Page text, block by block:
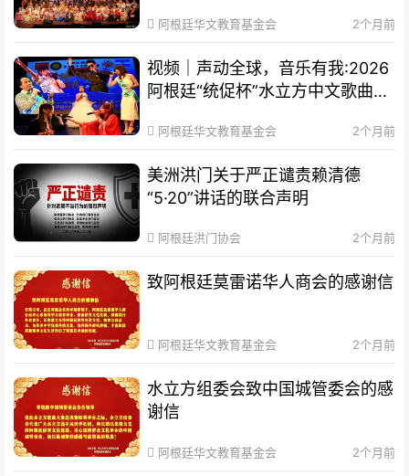
阿根廷华文教育基金会 2个月前
视频｜声动全球，音乐有我:2026
阿根廷“统促杯”水立方中文歌曲大
阿根廷华文教育基金会 2个月前
美洲洪门关于严正谴责赖清德
“5·20”讲话的联合声明
阿根廷洪门协会 2个月前
致阿根廷莫雷诺华人商会的感谢信
阿根廷华文教育基金会 2个月前
水立方组委会致中国城管委会的感
谢信
阿根廷华文教育基金会 2个月前